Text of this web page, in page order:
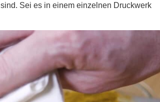
Sei es in einem einzelnen Druckwerk